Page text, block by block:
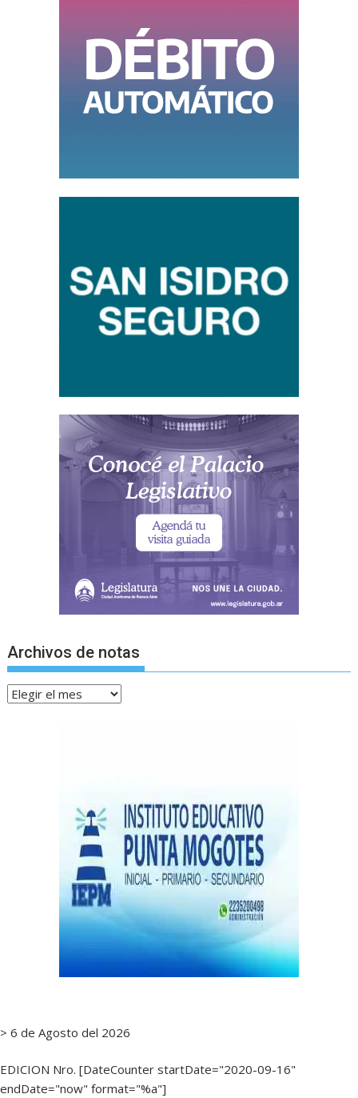
Archivos de notas
Archivos
> 6 de Agosto del 2026
EDICION Nro. [DateCounter startDate="2020-09-16"
endDate="now" format="%a"]